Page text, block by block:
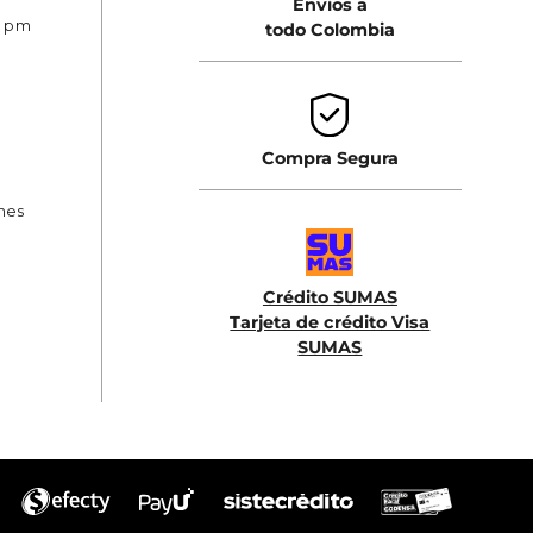
pm
Envios a
todo Colombia
Compra Segura
Crédito SUMAS
Tarjeta de crédito Visa
SUMAS